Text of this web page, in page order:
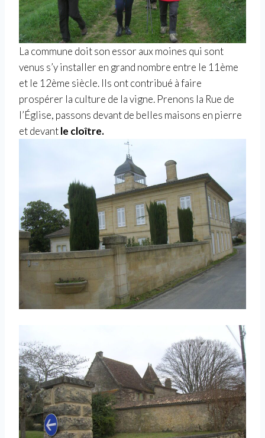
La commune doit son essor aux moines qui sont
venus s’y installer en grand nombre entre le 11ème
et le 12ème siècle. Ils ont contribué à faire
prospérer la culture de la vigne. Prenons la Rue de
l’Église, passons devant de belles maisons en pierre
et devantle cloître.